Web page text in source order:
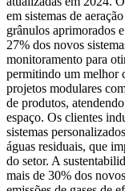
em sistemas de
grânulos aprimorados
27% dos novos
monitoramento para
permitindo um melhor
projetos modulares
de produtos,
espaço. Os clientes
sistemas
águas residuais, que
do setor. A
mais de 30% dos